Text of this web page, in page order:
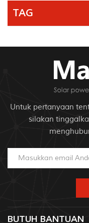
TAG
Untuk pertanyaan
silakan
BUTUH BANTUAN